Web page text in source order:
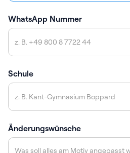
WhatsApp Nummer
Schule
Änderungswünsche